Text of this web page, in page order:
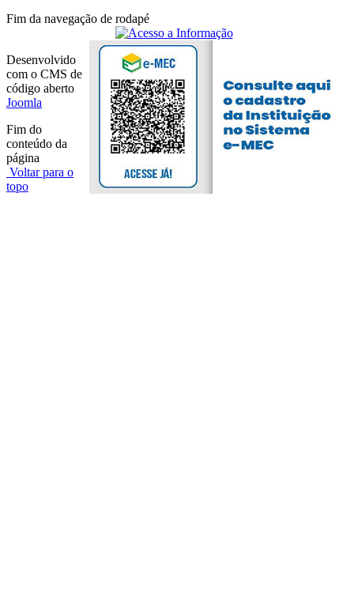
Fim da navegação de rodapé
Desenvolvido
com o CMS de
código aberto
Joomla
Fim do
conteúdo da
página
Voltar para o
topo